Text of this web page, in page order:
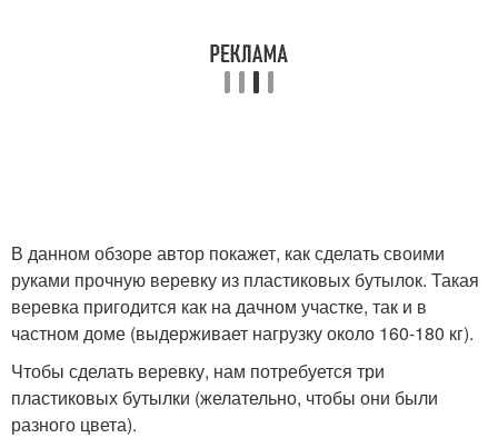
В данном обзоре автор покажет, как сделать своими
руками прочную веревку из пластиковых бутылок. Такая
веревка пригодится как на дачном участке, так и в
частном доме (выдерживает нагрузку около 160-180 кг).
Чтобы сделать веревку, нам потребуется три
пластиковых бутылки (желательно, чтобы они были
разного цвета).